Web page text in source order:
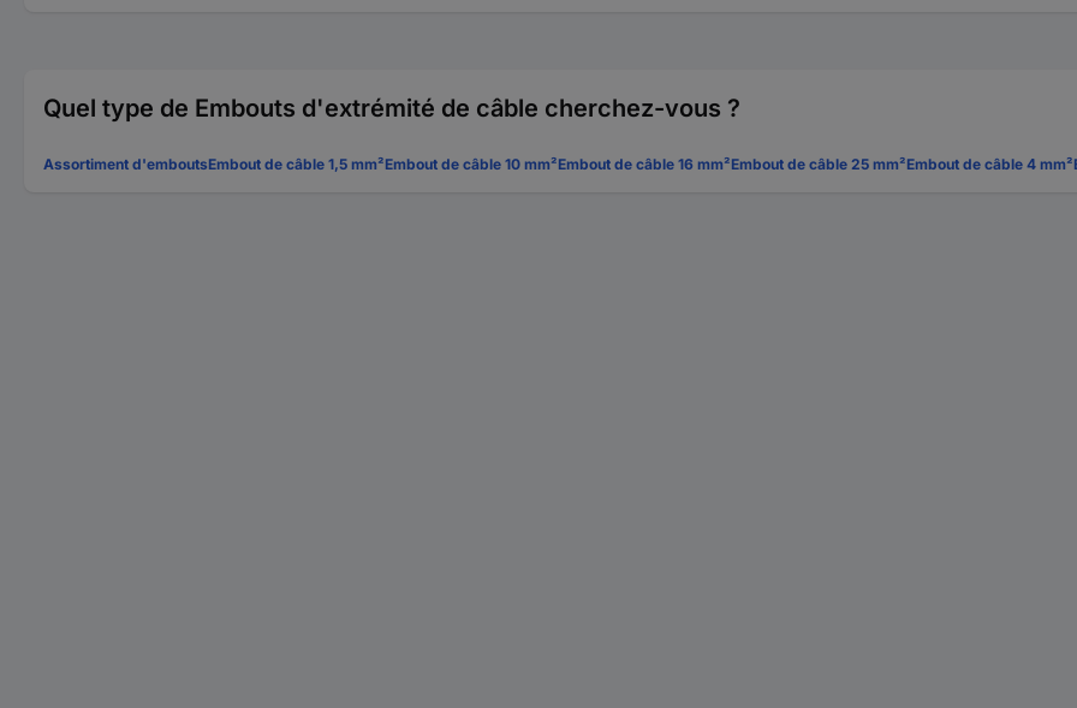
Quel type de Embouts d'extrémité de câble cherchez-vous ?
Assortiment d'emboutsEmbout de câble 1,5 mm²Embout de câble 10 mm²Embout de câble 16 mm²Embout de câble 25 mm²Embout de câble 4 mm²